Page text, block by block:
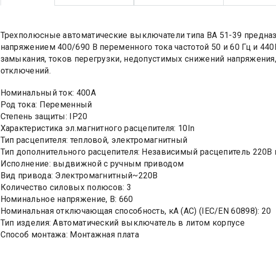
Трехполюсные автоматические выключатели типа ВА 51-39
напряжением 400/690 В переменного тока частотой 50 и 60 Гц и
замыкания, токов перегрузки, недопустимых снижений
отключений.
Номинальный ток: 400А
Род тока: Переменный
Степень защиты: IP20
Характеристика эл.магнитного расцепителя: 10In
Тип расцепителя: тепловой, электромагнитный
Тип дополнительного расцепителя: Независимый расцепитель 220В
Исполнение: выдвижной с ручным приводом
Вид привода: Электромагнитный~220В
Количество силовых полюсов: 3
Номинальное напряжение, В: 660
Номинальная отключающая способность, кA (AC) (IEC/EN 60898): 20
Тип изделия: Автоматический выключатель в литом корпусе
Способ монтажа: Монтажная плата